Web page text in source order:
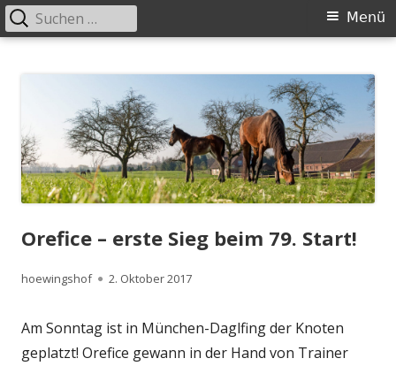
Primäres
Menü
Suchen
nach:
Orefice – erste Sieg beim 79. Start!
Autor
hoewingshof
Veröffentlicht
2. Oktober 2017
Am Sonntag ist in München-Daglfing der Knoten
geplatzt! Orefice gewann in der Hand von Trainer